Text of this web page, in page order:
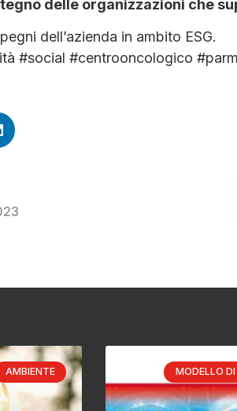
delle organizzazioni che
dell’azienda in ambito ESG.
#social #centrooncologico
AMBIENTE MODELLO